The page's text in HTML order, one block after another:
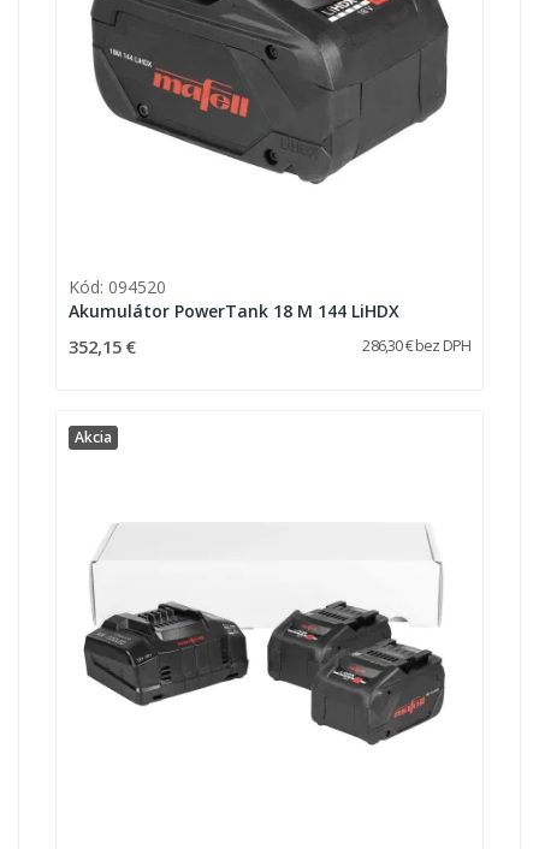
Kód: 094520
Akumulátor PowerTank 18 M 144 LiHDX
352,15 € 286,30 € bez DPH
Akcia